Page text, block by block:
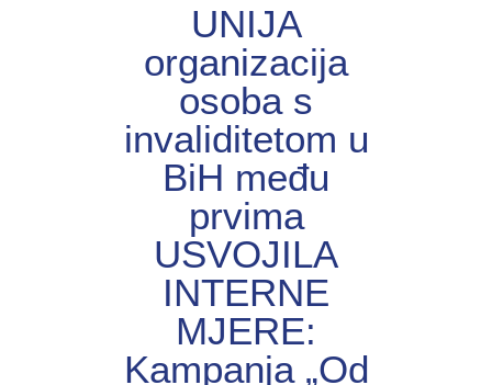
UNIJА
organizacija
osoba s
invaliditetom u
BiH među
prvima
USVOJILA
INTERNE
MJERE:
Kampanja „Od